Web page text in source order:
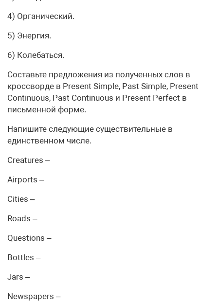
4) Органический.
5) Энергия.
6) Колебаться.
Составьте предложения из полученных слов в
кроссворде в Present Simple, Past Simple, Present
Continuous, Past Continuous и Present Perfect в
письменной форме.
Напишите следующие существительные в
единственном числе.
Creatures –
Airports –
Cities –
Roads –
Questions –
Bottles –
Jars –
Newspapers –